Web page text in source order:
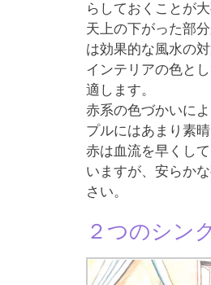
らしておくことが大
天上の下がった部
は効果的な風水の対
インテリアの色と
適します。
赤系の色づかいに
プルにはあまり素
赤は血流を早くし
いますが、安らか
さい。
２つのシン